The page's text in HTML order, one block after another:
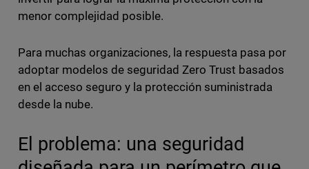
menor complejidad posible.
Para muchas organizaciones, la respuesta pasa por
adoptar modelos de seguridad Zero Trust basados
en el acceso seguro y la protección suministrada
desde la nube.
El problema: una seguridad